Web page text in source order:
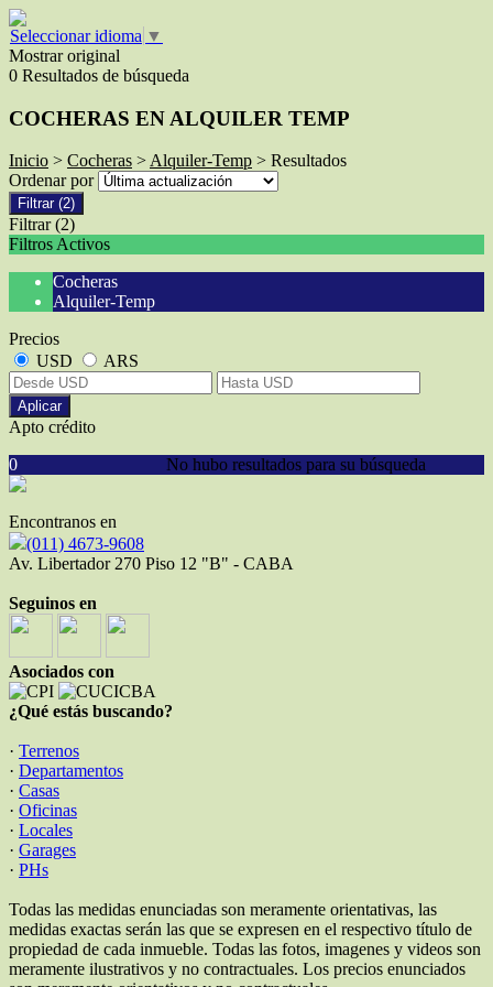
Seleccionar idioma ▼
Mostrar original
0 Resultados de búsqueda
COCHERAS EN ALQUILER TEMP
Inicio > Cocheras >Alquiler-Temp > Resultados
Ordenar por
Filtrar (2)
Filtrar (2)
Filtros Activos
Cocheras
Alquiler-Temp
Precios
USD
ARS
Aplicar
Apto crédito
No hubo resultados para su búsqueda
0
Encontranos en
(011) 4673-9608
Av. Libertador 270 Piso 12 "B" - CABA
Seguinos en
Asociados con
¿Qué estás buscando?
· Terrenos
· Departamentos
· Casas
· Oficinas
· Locales
· Garages
· PHs
Todas las medidas enunciadas son meramente orientativas, las
medidas exactas serán las que se expresen en el respectivo título de
propiedad de cada inmueble. Todas las fotos, imagenes y videos son
meramente ilustrativos y no contractuales. Los precios enunciados